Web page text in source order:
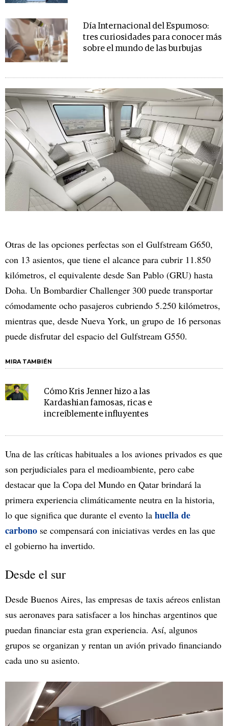
Día Internacional del Espumoso:
tres curiosidades para conocer más
sobre el mundo de las burbujas
Otras de las opciones perfectas son el Gulfstream G650,
con 13 asientos, que tiene el alcance para cubrir 11.850
kilómetros, el equivalente desde San Pablo (GRU) hasta
Doha. Un Bombardier Challenger 300 puede transportar
cómodamente ocho pasajeros cubriendo 5.250 kilómetros,
mientras que, desde Nueva York, un grupo de 16 personas
puede disfrutar del espacio del Gulfstream G550.
MIRA TAMBIÉN
Cómo Kris Jenner hizo a las
Kardashian famosas, ricas e
increíblemente influyentes
Una de las críticas habituales a los aviones privados es que
son perjudiciales para el medioambiente, pero cabe
destacar que la Copa del Mundo en Qatar brindará la
primera experiencia climáticamente neutra en la historia,
lo que significa que durante el evento la huella de
carbono se compensará con iniciativas verdes en las que
el gobierno ha invertido.
Desde el sur
Desde Buenos Aires, las empresas de taxis aéreos enlistan
sus aeronaves para satisfacer a los hinchas argentinos que
puedan financiar esta gran experiencia. Así, algunos
grupos se organizan y rentan un avión privado financiando
cada uno su asiento.